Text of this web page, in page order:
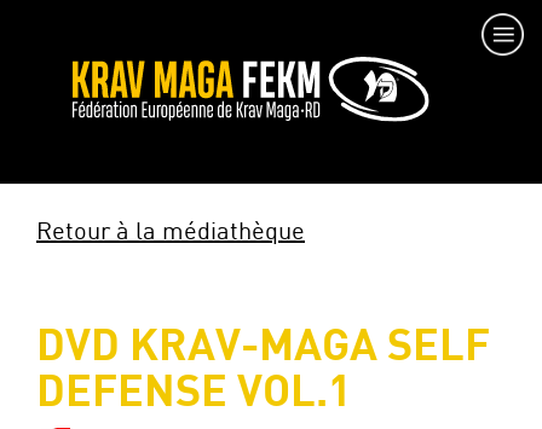
Retour à la médiathèque
DVD KRAV-MAGA SELF
DEFENSE VOL.1